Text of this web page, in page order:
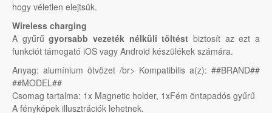
hogy véletlen elejtsük.
Wireless charging
A gyűrűgyorsabb vezeték nélküli töltést biztosít az ezt a
funkciót támogató iOS vagy Android készülékek számára.
Anyag: alumínium ötvözet /br> Kompatibilis a(z): ##BRAND##
##MODEL##
Csomag tartalma: 1x Magnetic holder, 1xFém öntapadós gyűrű
A fényképek illusztrációk lehetnek.